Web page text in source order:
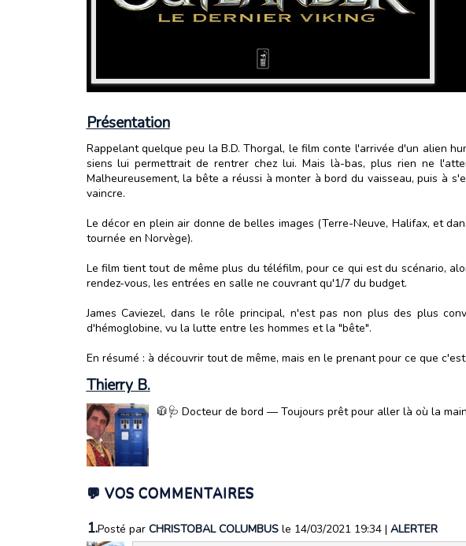
Présentation
Rappelant quelque peu la B.D. Thorgal, le film conte l'arrivée d'un alien
siens lui permettrait de rentrer chez lui. Mais là-bas, plus rien ne
Malheureusement, la bête a réussi à monter à bord du vaisseau, puis à
vaincre.
Le décor en plein air donne de belles images (Terre-Neuve, Halifax, et
tournée en Norvège).
Le film tient tout de même plus du téléfilm, pour ce qui est du scénario,
rendez-vous, les entrées en salle ne couvrant qu'1/7 du budget.
James Caviezel, dans le rôle principal, n'est pas non plus des plus
d'hémoglobine, vu la lutte entre les hommes et la "bête".
En résumé : à découvrir tout de même, mais en le prenant pour ce que
Thierry B.
🧥🩺 Docteur de bord — Toujours prêt pour aller là où la
💬 VOS COMMENTAIRES
1.Posté par CHRISTOBAL COLUMBUS le 14/03/2021 19:34 | ALERTER